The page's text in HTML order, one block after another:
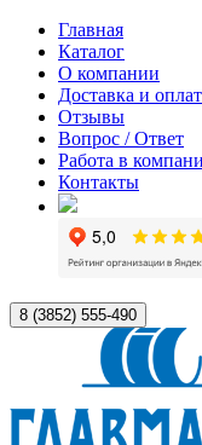
Главная
Каталог
О компании
Доставка и
Отзывы
Вопрос / Ответ
Работа в
Контакты
8 (3852) 555-490